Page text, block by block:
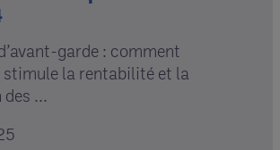
garde : comment
stimule la rentabilité et la
...